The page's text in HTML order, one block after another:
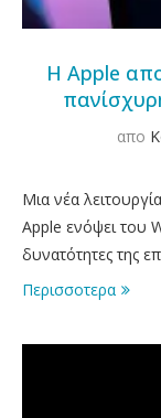
Η Apple
απο
Μια νέα
Apple ενόψει του
δυνατότητες της
Περισσοτερα